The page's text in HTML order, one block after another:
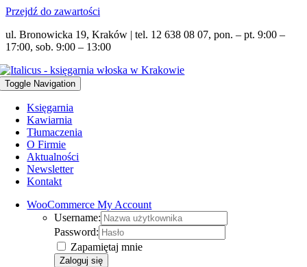
Przejdź do zawartości
ul. Bronowicka 19, Kraków | tel. 12 638 08 07, pon. – pt. 9:00 –
17:00, sob. 9:00 – 13:00
Toggle Navigation
Księgarnia
Kawiarnia
Tłumaczenia
O Firmie
Aktualności
Newsletter
Kontakt
WooCommerce My Account
Username:
Password:
Zapamiętaj mnie